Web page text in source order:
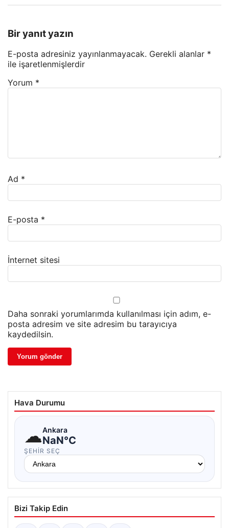
Bir yanıt yazın
E-posta adresiniz yayınlanmayacak. Gerekli alanlar *
ile işaretlenmişlerdir
Yorum *
Ad *
E-posta *
İnternet sitesi
Daha sonraki yorumlarımda kullanılması için adım, e-
posta adresim ve site adresim bu tarayıcıya
kaydedilsin.
Hava Durumu
☁Ankara
NaN°C
ŞEHIR SEÇ
Bizi Takip Edin